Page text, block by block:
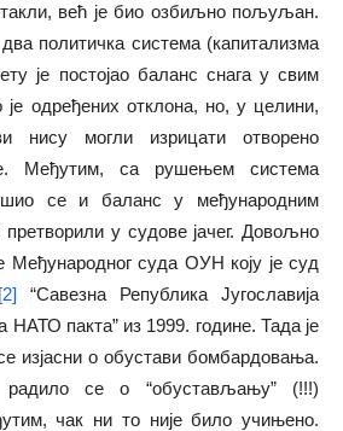
већ је био озбиљно пољуљан.
политичка система (капитализма
је постојао баланс снага у свим
одређених отклона, но, у целини,
нису могли изрицати отворено
Међутим, са рушењем система
се и баланс у међународним
у судове јачег. Довољно
Међународног суда ОУН коју је суд
[2] “Савезна Република Југославија
пакта” из 1999. године. Тада је
изјасни о обустави бомбардовања.
радило се о “обустављању” (!!!)
чак ни то није било учињено.